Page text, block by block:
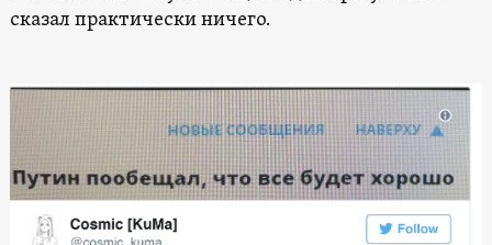
сказал практически ничего.